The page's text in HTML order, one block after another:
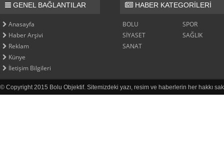
GENEL BAĞLANTILAR
Anasayfa
Haber Arşivi
Reklam
Künye
İletişim Bilgileri
HABER KATEGORİLERİ
BOLU
SPOR
SİYASET
SAĞLIK
SANAT
© Copyright 2015 Bolu Objektif. Sitemizdeki yazı, resim ve haberlerin her hakkı